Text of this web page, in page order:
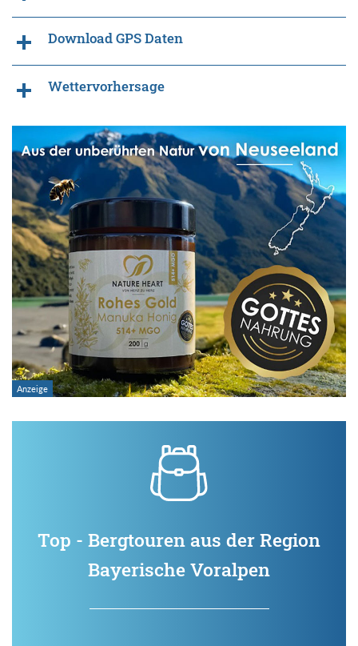
Download GPS Daten
Wettervorhersage
Top - Bergtouren aus der Region
Bayerische Voralpen